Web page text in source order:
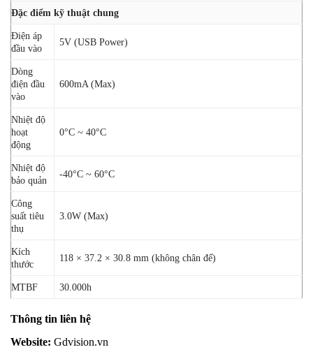
Đặc điểm kỹ thuật chung
Điện áp
đầu vào
5V (USB Power)
Dòng
điện đầu
vào
600mA (Max)
Nhiệt độ
hoạt
động
0°C ~ 40°C
Nhiệt độ
bảo quản
-40°C ~ 60°C
Công
suất tiêu
thụ
3.0W (Max)
Kích
thước
118 × 37.2 × 30.8 mm (không chân đế)
MTBF 30.000h
Thông tin liên hệ
Website: Gdvision.vn